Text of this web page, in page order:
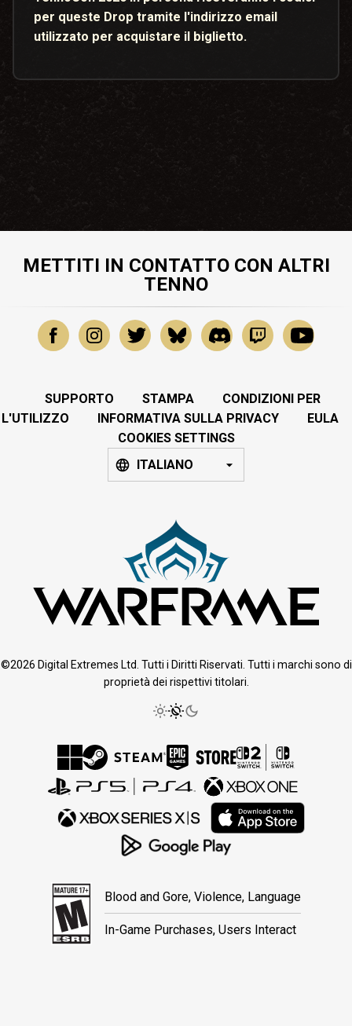
per queste Drop tramite l'indirizzo email
utilizzato per acquistare il biglietto.
METTITI IN CONTATTO CON ALTRI
TENNO
SUPPORTO STAMPA
CONDIZIONI PER
L'UTILIZZO
INFORMATIVA SULLA PRIVACY
EULA
COOKIES SETTINGS
ITALIANO
©2026 Digital Extremes Ltd. Tutti i Diritti Riservati. Tutti i marchi sono di
proprietà dei rispettivi titolari.
Blood and Gore, Violence, Language
In-Game Purchases, Users Interact